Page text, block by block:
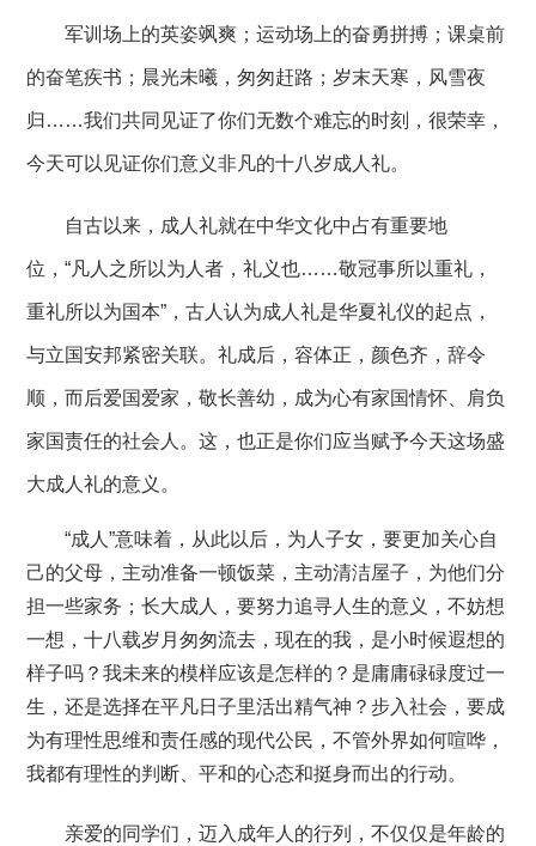
军训场上的英姿飒爽；运动场上的奋勇拼搏；课桌前
的奋笔疾书；晨光未曦，匆匆赶路；岁末天寒，风雪夜
归 ……我们共同见证了你们无数个难忘的时刻，很荣幸，
今天可以见证你们意义非凡的十八岁成人礼。
自古以来，成人礼就在中华文化中占有重要地
位，“凡人之所以为人者，礼义也……敬冠事所以重礼，
重礼所以为国本”，古人认为成人礼是华夏礼仪的起点，
与立国安邦紧密关联。礼成后，容体正，颜色齐，辞令
顺，而后爱国爱家，敬长善幼，成为心有家国情怀、肩负
家国责任的社会人。这，也正是你们应当赋予今天这场盛
大成人礼的意义。
“成人”意味着，从此以后，为人子女，要更加关心自
己的父母，主动准备一顿饭菜，主动清洁屋子，为他们分
担一些家务；长大成人，要努力追寻人生的意义，不妨想
一想，十八载岁月匆匆流去，现在的我，是小时候遐想的
样子吗？我未来的模样应该是怎样的？是庸庸碌碌度过一
生，还是选择在平凡日子里活出精气神？步入社会，要成
为有理性思维和责任感的现代公民，不管外界如何喧哗，
我都有理性的判断、平和的心态和挺身而出的行动。
亲爱的同学们，迈入成年人的行列，不仅仅是年龄的